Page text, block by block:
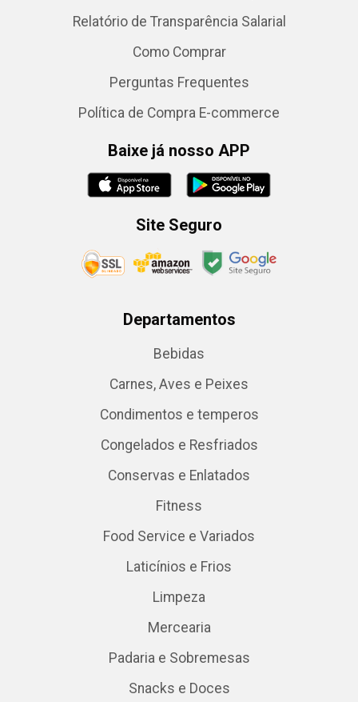
Relatório de Transparência Salarial
Como Comprar
Perguntas Frequentes
Política de Compra E-commerce
Baixe já nosso APP
Site Seguro
Departamentos
Bebidas
Carnes, Aves e Peixes
Condimentos e temperos
Congelados e Resfriados
Conservas e Enlatados
Fitness
Food Service e Variados
Laticínios e Frios
Limpeza
Mercearia
Padaria e Sobremesas
Snacks e Doces